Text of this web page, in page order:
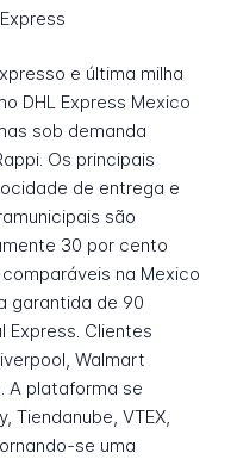
e última milha
DHL Express Mexico
sob demanda
Os principais
de entrega e
são
30 por cento
na Mexico
garantida de 90
Express. Clientes
Walmart
A plataforma se
Tiendanube, VTEX,
se uma